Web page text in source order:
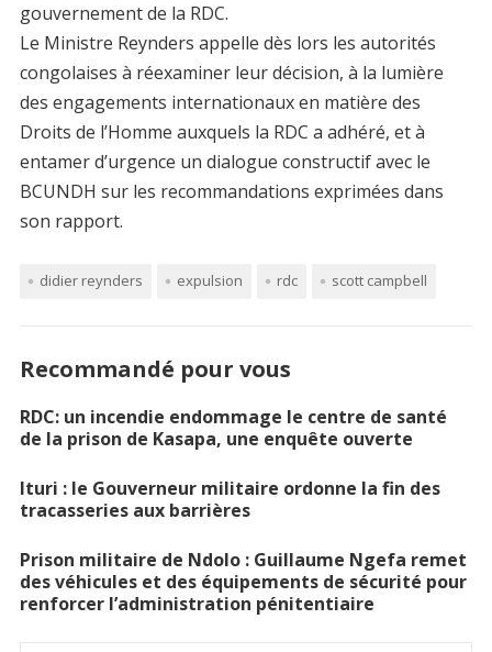
gouvernement de la RDC.
Le Ministre Reynders appelle dès lors les autorités
congolaises à réexaminer leur décision, à la lumière
des engagements internationaux en matière des
Droits de l’Homme auxquels la RDC a adhéré, et à
entamer d’urgence un dialogue constructif avec le
BCUNDH sur les recommandations exprimées dans
son rapport.
didier reynders expulsion rdc scott campbell
Recommandé pour vous
RDC: un incendie endommage le centre de santé
de la prison de Kasapa, une enquête ouverte
Ituri : le Gouverneur militaire ordonne la fin des
tracasseries aux barrières
Prison militaire de Ndolo : Guillaume Ngefa remet
des véhicules et des équipements de sécurité pour
renforcer l’administration pénitentiaire